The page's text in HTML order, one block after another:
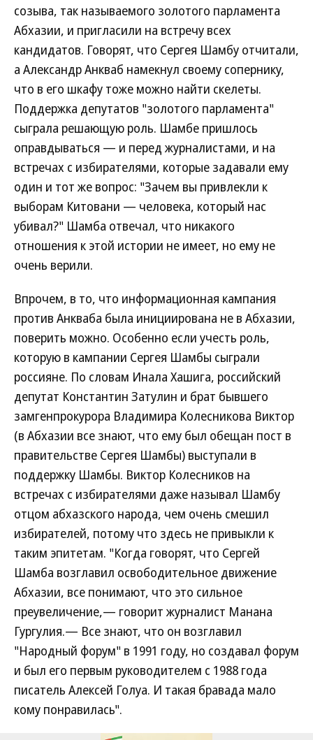
созыва, так называемого золотого парламента
Абхазии, и пригласили на встречу всех
кандидатов. Говорят, что Сергея Шамбу отчитали,
а Александр Анкваб намекнул своему сопернику,
что в его шкафу тоже можно найти скелеты.
Поддержка депутатов "золотого парламента"
сыграла решающую роль. Шамбе пришлось
оправдываться — и перед журналистами, и на
встречах с избирателями, которые задавали ему
один и тот же вопрос: "Зачем вы привлекли к
выборам Китовани — человека, который нас
убивал?" Шамба отвечал, что никакого
отношения к этой истории не имеет, но ему не
очень верили.
Впрочем, в то, что информационная кампания
против Анкваба была инициирована не в Абхазии,
поверить можно. Особенно если учесть роль,
которую в кампании Сергея Шамбы сыграли
россияне. По словам Инала Хашига, российский
депутат Константин Затулин и брат бывшего
замгенпрокурора Владимира Колесникова Виктор
(в Абхазии все знают, что ему был обещан пост в
правительстве Сергея Шамбы) выступали в
поддержку Шамбы. Виктор Колесников на
встречах с избирателями даже называл Шамбу
отцом абхазского народа, чем очень смешил
избирателей, потому что здесь не привыкли к
таким эпитетам. "Когда говорят, что Сергей
Шамба возглавил освободительное движение
Абхазии, все понимают, что это сильное
преувеличение,— говорит журналист Манана
Гургулия.— Все знают, что он возглавил
"Народный форум" в 1991 году, но создавал форум
и был его первым руководителем с 1988 года
писатель Алексей Голуа. И такая бравада мало
кому понравилась".